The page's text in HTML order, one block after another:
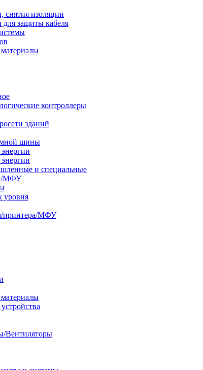
снятия изоляции
защиты кабеля
контроллеры
зданий
шины
и специальные
МФУ
уровня
принтера/МФУ
Вентиляторы